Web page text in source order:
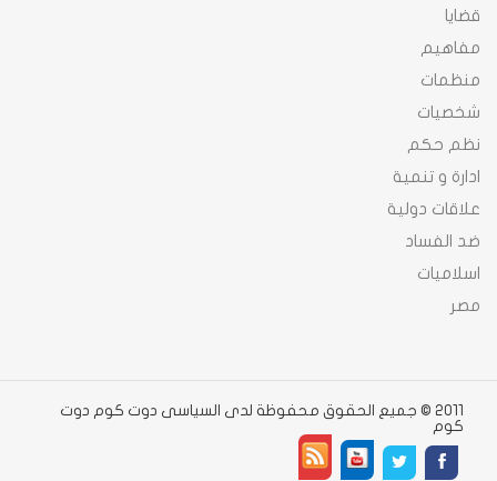
قضايا
مفاهيم
منظمات
شخصيات
نظم حكم
ادارة و تنمية
علاقات دولية
ضد الفساد
اسلاميات
مصر
2011 © جميع الحقوق محفوظة لدى السياسى دوت كوم دوت
كوم